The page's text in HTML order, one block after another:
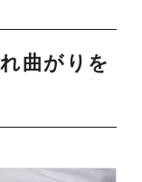
曲がりを